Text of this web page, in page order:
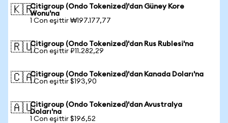
🇰🇷Citigroup (Ondo Tokenized)'dan Güney Kore
Wonu'na
1 Con eşittir ₩197.177,77
🇷🇺Citigroup (Ondo Tokenized)'dan Rus Rublesi'na
1 Con eşittir ₽11.282,29
🇨🇦Citigroup (Ondo Tokenized)'dan Kanada Doları'na
1 Con eşittir $193,90
🇦🇺Citigroup (Ondo Tokenized)'dan Avustralya
Doları'na
1 Con eşittir $196,52